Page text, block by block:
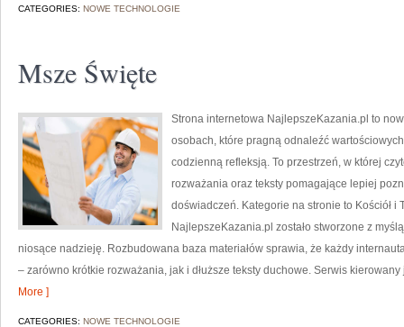
CATEGORIES: NOWE TECHNOLOGIE
Msze Święte
Strona internetowa NajlepszeKazania.pl to
osobach, które pragną odnaleźć
codzienną refleksją. To przestrzeń, w której
rozważania oraz teksty pomagające lepiej
doświadczeń. Kategorie na stronie to Kościół i
NajlepszeKazania.pl zostało stworzone z
niosące nadzieję. Rozbudowana baza materiałów sprawia, że każdy
– zarówno krótkie rozważania, jak i dłuższe teksty duchowe. Serwis
More ]
CATEGORIES: NOWE TECHNOLOGIE